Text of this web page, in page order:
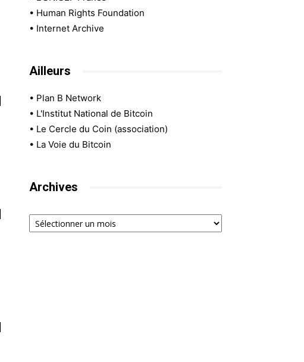
• Human Rights Foundation
• Internet Archive
Ailleurs
• Plan B Network
• L'Institut National de Bitcoin
• Le Cercle du Coin (association)
• La Voie du Bitcoin
Archives
Archives